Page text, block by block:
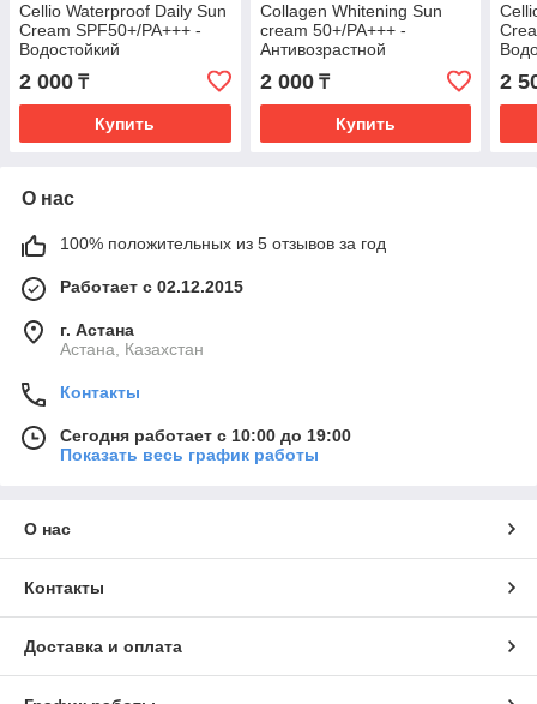
Cellio Waterproof Daily Sun
Cream SPF50+/PA+++ -
Водостойкий
солнцезащитный крем
2 000 ₸
Купить
Collagen Whitening Sun
cream 50+/PA+++ -
Антивозрастной
коллагеновый
солнцезащитный крем
2 000₸
Купить
2
О нас
100% положительных из 5 отзывов за год
Работает с 02.12.2015
г. Астана
Астана, Казахстан
Контакты
Сегодня работает с 10:00 до 19:00
Показать весь график работы
О нас
Контакты
Доставка и оплата